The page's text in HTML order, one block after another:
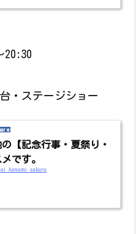
20:30
・ステージショー
【記念行事・夏祭り・
です。